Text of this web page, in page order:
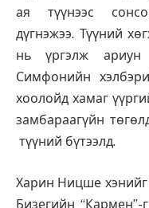
ая түүнээс
дүгнэжээ. Түүний
нь үргэлж ариун
Симфонийн
хоолойд хамаг
замбараагүйн
түүний бүтээлд.
Харин Ницше
Бизегийн